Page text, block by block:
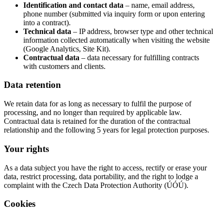
Identification and contact data – name, email address,
phone number (submitted via inquiry form or upon entering
into a contract).
Technical data – IP address, browser type and other technical
information collected automatically when visiting the website
(Google Analytics, Site Kit).
Contractual data – data necessary for fulfilling contracts
with customers and clients.
Data retention
We retain data for as long as necessary to fulfil the purpose of
processing, and no longer than required by applicable law.
Contractual data is retained for the duration of the contractual
relationship and the following 5 years for legal protection purposes.
Your rights
As a data subject you have the right to access, rectify or erase your
data, restrict processing, data portability, and the right to lodge a
complaint with the Czech Data Protection Authority (ÚÓÚ).
Cookies